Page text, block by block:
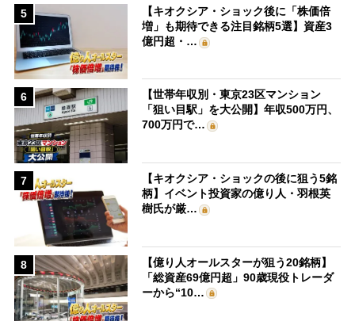
5
【キオクシア・ショック後に「株価倍
増」も期待できる注目銘柄5選】資産3
億円超・…
6
【世帯年収別・東京23区マンション
「狙い目駅」を大公開】年収500万円、
700万円で…
7
【キオクシア・ショックの後に狙う5銘
柄】イベント投資家の億り人・羽根英
樹氏が厳…
8
【億り人オールスターが狙う20銘柄】
「総資産69億円超」90歳現役トレーダ
ーから“10…